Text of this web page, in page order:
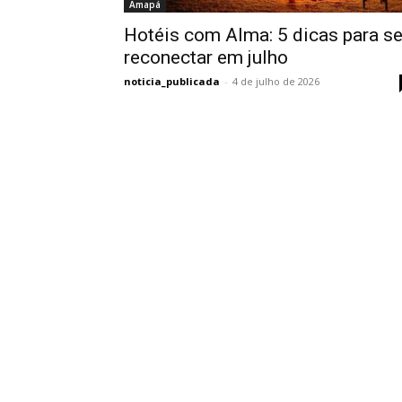
Amapá
Hotéis com Alma: 5 dicas para se
reconectar em julho
noticia_publicada - 4 de julho de 2026